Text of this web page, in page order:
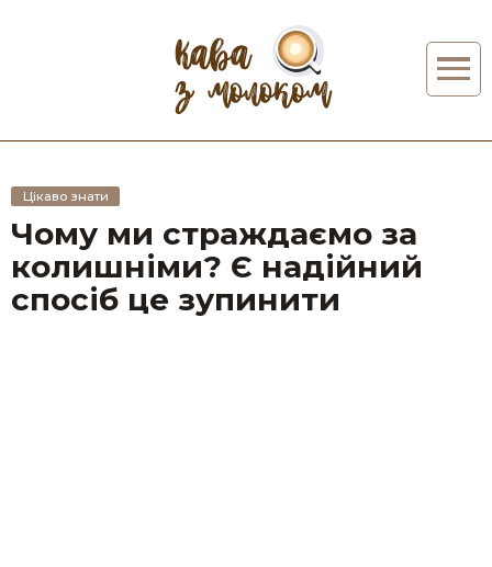
Цікаво знати
Чому ми страждаємо за
колишніми? Є надійний
спосіб це зупинити